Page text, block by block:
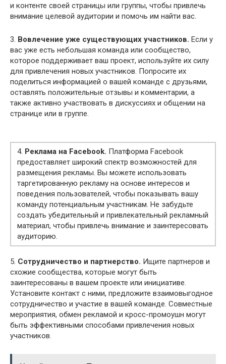
и контенте своей страницы или группы, чтобы привлечь
внимание целевой аудитории и помочь им найти вас.
3. Вовлечение уже существующих участников. Если у
вас уже есть небольшая команда или сообщество,
которое поддерживает ваш проект, используйте их силу
для привлечения новых участников. Попросите их
поделиться информацией о вашей команде с друзьями,
оставлять положительные отзывы и комментарии, а
также активно участвовать в дискуссиях и общении на
странице или в группе.
4. Реклама на Facebook. Платформа Facebook
предоставляет широкий спектр возможностей для
размещения рекламы. Вы можете использовать
таргетированную рекламу на основе интересов и
поведения пользователей, чтобы показывать вашу
команду потенциальным участникам. Не забудьте
создать убедительный и привлекательный рекламный
материал, чтобы привлечь внимание и заинтересовать
аудиторию.
5. Сотрудничество и партнерство. Ищите партнеров и
схожие сообщества, которые могут быть
заинтересованы в вашем проекте или инициативе.
Установите контакт с ними, предложите взаимовыгодное
сотрудничество и участие в вашей команде. Совместные
мероприятия, обмен рекламой и кросс-промоушн могут
быть эффективными способами привлечения новых
участников.